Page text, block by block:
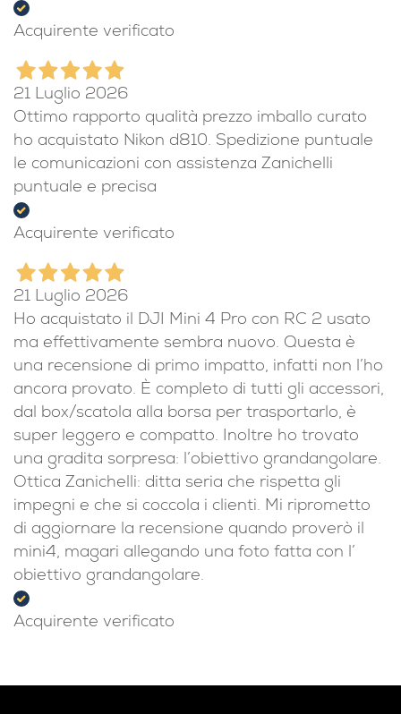
Acquirente verificato
21 Luglio 2026
Ottimo rapporto qualità prezzo imballo curato
ho acquistato Nikon d810. Spedizione puntuale
le comunicazioni con assistenza Zanichelli
puntuale e precisa
Acquirente verificato
21 Luglio 2026
Ho acquistato il DJI Mini 4 Pro con RC 2 usato
ma effettivamente sembra nuovo. Questa è
una recensione di primo impatto, infatti non l’ho
ancora provato. È completo di tutti gli accessori,
dal box/scatola alla borsa per trasportarlo, è
super leggero e compatto. Inoltre ho trovato
una gradita sorpresa: l’obiettivo grandangolare.
Ottica Zanichelli: ditta seria che rispetta gli
impegni e che si coccola i clienti. Mi riprometto
di aggiornare la recensione quando proverò il
mini4, magari allegando una foto fatta con l’
obiettivo grandangolare.
Acquirente verificato